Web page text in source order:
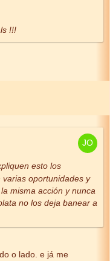
!!!
esto los
oportunidades y
misma acción y nunca
no los deja banear a
o lado. e já me